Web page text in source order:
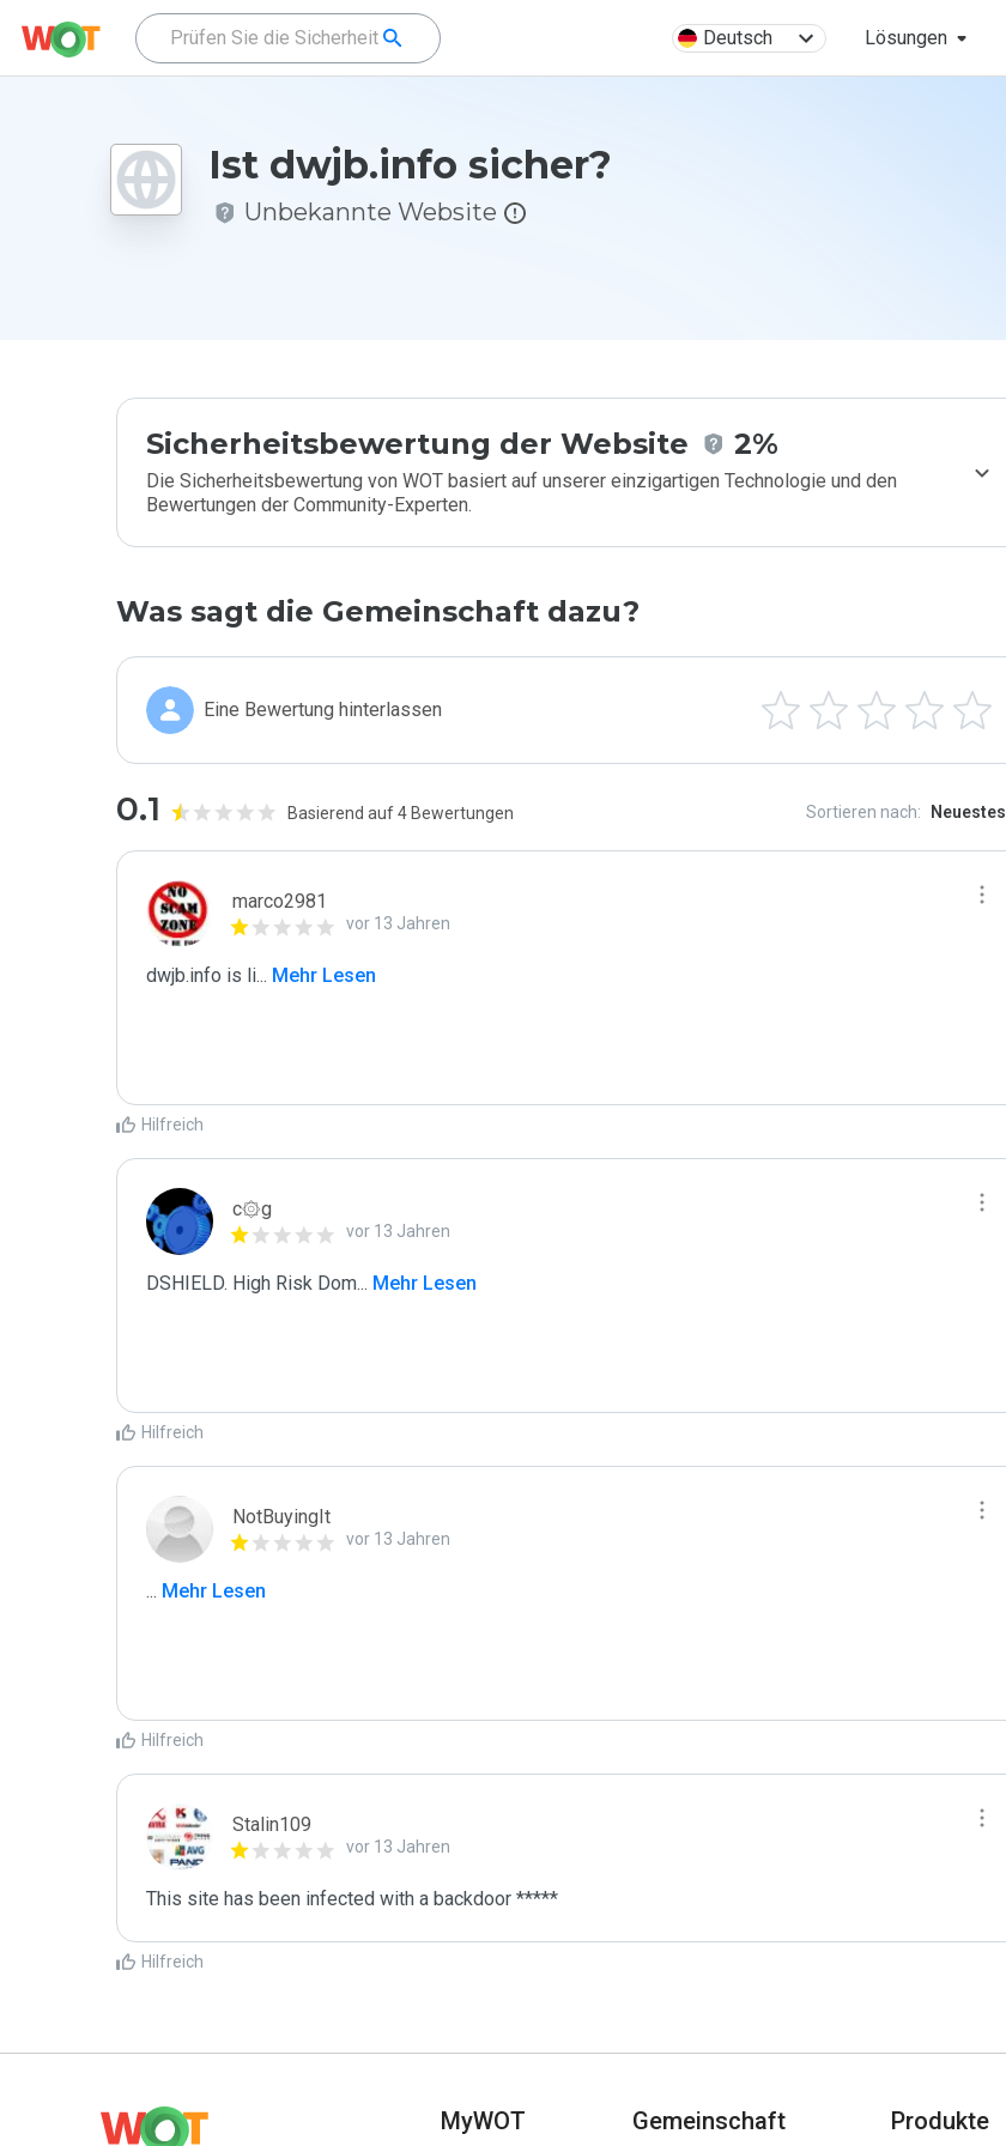
Deutsch Lösungen
Ist dwjb.info sicher?
Unbekannte Website
Sicherheitsbewertung der Website 2%
Die Sicherheitsbewertung von WOT basiert auf unserer einzigartigen Technologie und den
Bewertungen der Community-Experten.
Was sagt die Gemeinschaft dazu?
Eine Bewertung hinterlassen
0.1 Basierend auf 4 Bewertungen Sortieren nach: Neuestes
marco2981
vor 13 Jahren
dwjb.info is li... Mehr Lesen
Hilfreich
c۞g
vor 13 Jahren
DSHIELD. High Risk Dom... Mehr Lesen
Hilfreich
NotBuyingIt
vor 13 Jahren
... Mehr Lesen
Hilfreich
Stalin109
vor 13 Jahren
This site has been infected with a backdoor *****
Hilfreich
MyWOT Gemeinschaft Produkte